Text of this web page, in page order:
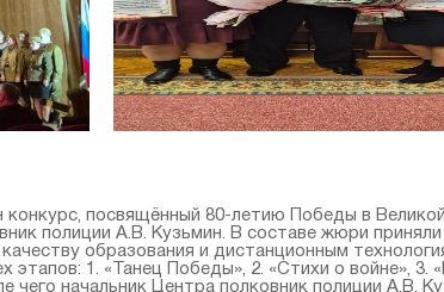
конкурс, посвящённый 80-летию Победы в
А.В. Кузьмин. В составе жюри приняли
образования и дистанционным
1. «Танец Победы», 2. «Стихи о войне», 3.
начальник Центра полковник полиции А.В.